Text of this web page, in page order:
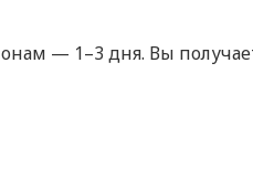
— 1–3 дня. Вы